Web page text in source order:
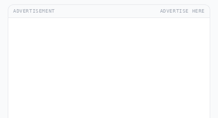
ADVERTISEMENT ADVERTISE HERE